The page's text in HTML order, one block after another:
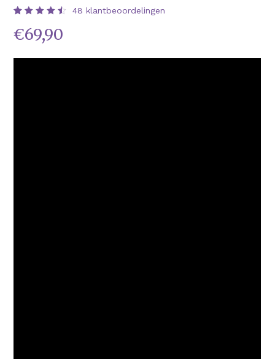
4.58
op 5
48 klantbeoordelingen
€69,90